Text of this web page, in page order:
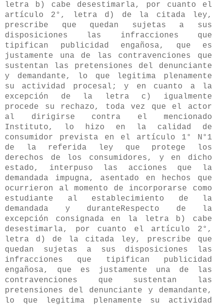
letra b) cabe desestimarla, por cuanto el
artículo 2°, letra d) de la citada ley,
prescribe que quedan sujetas a sus
disposiciones las infracciones que
tipifican publicidad engañosa, que es
justamente una de las contravenciones que
sustentan las pretensiones del denunciante
y demandante, lo que legitima plenamente
su actividad procesal; y en cuanto a la
excepción de la letra c) igualmente
procede su rechazo, toda vez que el actor
al dirigirse contra el mencionado
Instituto, lo hizo en la calidad de
consumidor prevista en el artículo 1° N°1
de la referida ley que protege los
derechos de los consumidores, y en dicho
estado, interpuso las acciones que la
demandada impugna, asentado en hechos que
ocurrieron al momento de incorporarse como
estudiante al establecimiento de la
demandada y duranteRespecto de la
excepción consignada en la letra b) cabe
desestimarla, por cuanto el artículo 2°,
letra d) de la citada ley, prescribe que
quedan sujetas a sus disposiciones las
infracciones que tipifican publicidad
engañosa, que es justamente una de las
contravenciones que sustentan las
pretensiones del denunciante y demandante,
lo que legitima plenamente su actividad